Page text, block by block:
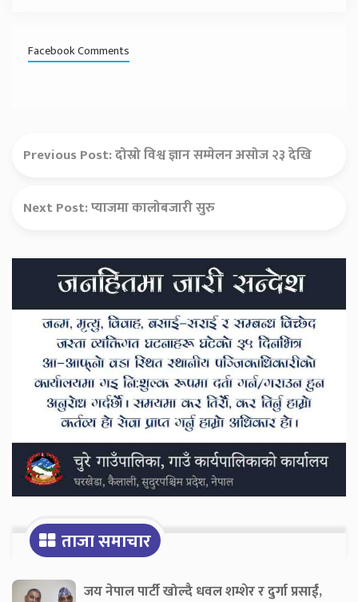
Facebook Comments
Previous Post:दोस्रो विश्व ज्ञान सम्मेलन असोज २३ देखि
Next Post:प्याजमा कालोबजारी सुरु
Secondary
Sidebar
ताजा समाचार
जय नेपाल पार्टी खोल्दै धवल शम्शेर र दुर्गा प्रसाईं,